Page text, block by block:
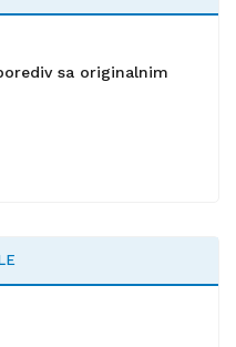
sa originalnim